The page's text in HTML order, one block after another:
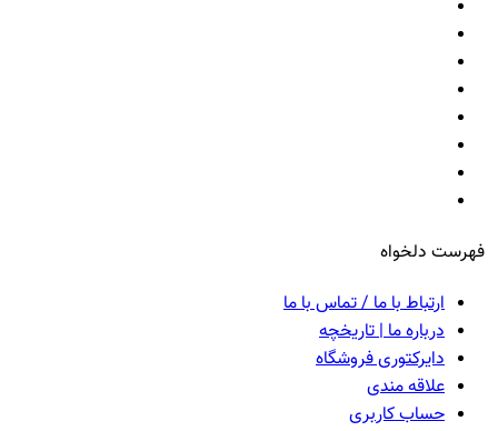
فهرست دلخواه
ارتباط با ما / تماس با ما
درباره ما | تاریخچه
دایرکتوری فروشگاه
علاقه مندی
حساب کاربری